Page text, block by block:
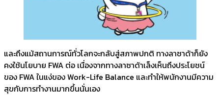
และถึงแม้สถานการณ์ทั่วโลกจะกลับสู่สภาพปกติ ทางลาซาด้าก็ยัง
คงใช้นโยบาย FWA ต่อ เนื่องจากทางลาซาด้าเล็งเห็นถึงประโยชน์
ของ FWA ในแง่ของ Work-Life Balance และทำให้พนักงานมีความ
สุขกับการทำงานมากขึ้นนั่นเอง